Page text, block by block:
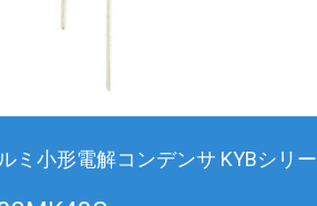
ミ小形電解コンデンサ KYBシリー